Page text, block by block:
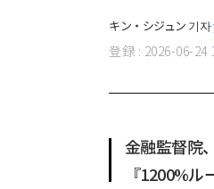
キン・シジュン 기자
登録 : 2026-06-24
金融監督院
『1200%